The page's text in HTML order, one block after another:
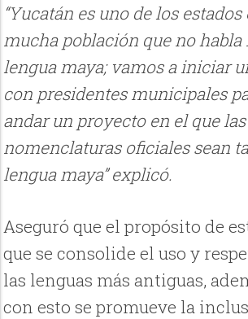
“Yucatán es uno de los
mucha población que no habla
lengua maya; vamos a iniciar
con presidentes municipales
andar un proyecto en el que las
nomenclaturas oficiales sean
lengua maya” explicó.
Aseguró que el propósito de
que se consolide el uso y
las lenguas más antiguas,
con esto se promueve la